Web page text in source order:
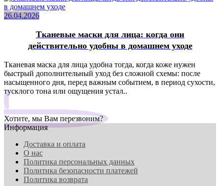
26.04.2026
Тканевые маски для лица: когда они
действительно удобны в домашнем уходе
Тканевая маска для лица удобна тогда, когда коже нужен
быстрый дополнительный уход без сложной схемы: после
насыщенного дня, перед важным событием, в период сухости,
тусклого тона или ощущения устал..
Хотите, мы Вам перезвоним?
Информация
Доставка и оплата
О нас
Политика персональных данных
Политика безопасности платежей
Политика возврата